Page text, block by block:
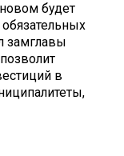
будет
замглавы
в